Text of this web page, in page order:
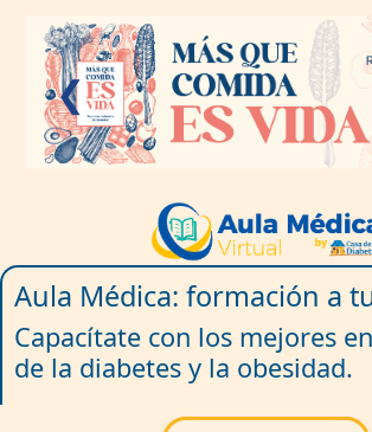
❮
Aula Médica: formación a
Capacítate con los mejores
de la diabetes y la obesidad.